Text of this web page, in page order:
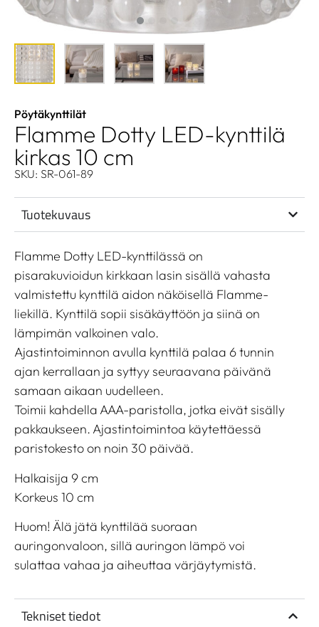
Pöytäkynttilät
Flamme Dotty LED-kynttilä
kirkas 10 cm
SKU: SR-061-89
Tuotekuvaus
Flamme Dotty LED-kynttilässä on
pisarakuvioidun kirkkaan lasin sisällä vahasta
valmistettu kynttilä aidon näköisellä Flamme-
liekillä. Kynttilä sopii sisäkäyttöön ja siinä on
lämpimän valkoinen valo.
Ajastintoiminnon avulla kynttilä palaa 6 tunnin
ajan kerrallaan ja syttyy seuraavana päivänä
samaan aikaan uudelleen.
Toimii kahdella AAA-paristolla, jotka eivät sisälly
pakkaukseen. Ajastintoimintoa käytettäessä
paristokesto on noin 30 päivää.
Halkaisija 9 cm
Korkeus 10 cm
Huom! Älä jätä kynttilää suoraan
auringonvaloon, sillä auringon lämpö voi
sulattaa vahaa ja aiheuttaa värjäytymistä.
Tekniset tiedot